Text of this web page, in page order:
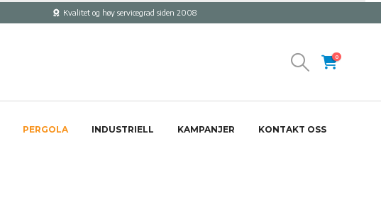
Kvalitet og høy servicegrad siden 2008
0
PERGOLA INDUSTRIELL KAMPANJER KONTAKT OSS